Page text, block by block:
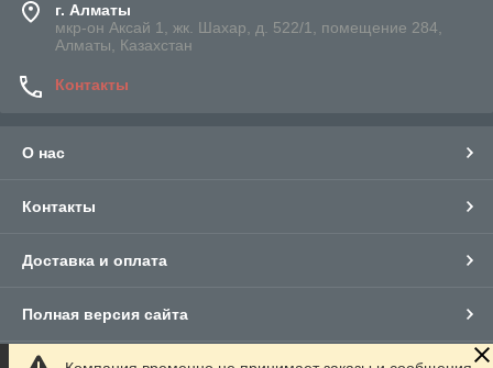
г. Алматы
мкр-он Аксай 1, жк. Шахар, д. 522/1, помещение 284,
Алматы, Казахстан
Контакты
О нас
Контакты
Доставка и оплата
Полная версия сайта